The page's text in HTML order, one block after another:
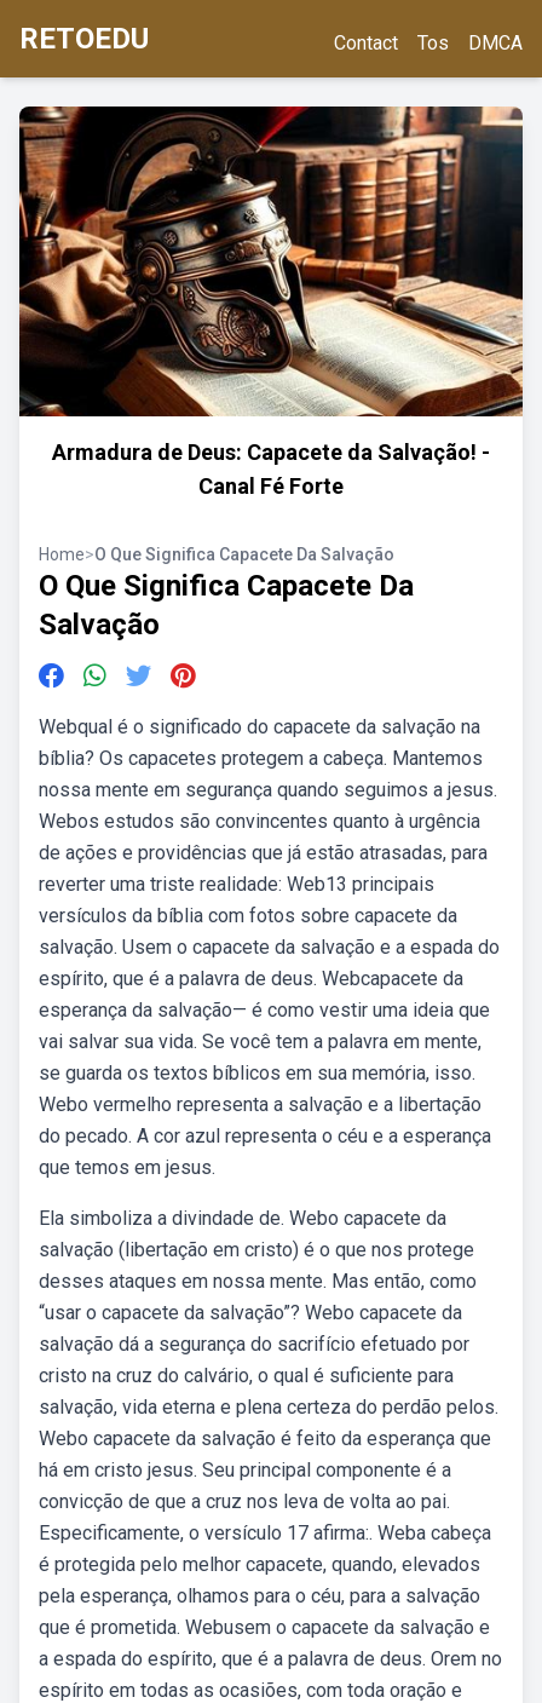
RETOEDU Contact Tos DMCA
Armadura de Deus: Capacete da Salvação! -
Canal Fé Forte
Home>O Que Significa Capacete Da Salvação
O Que Significa Capacete Da
Salvação
Webqual é o significado do capacete da salvação na
bíblia? Os capacetes protegem a cabeça. Mantemos
nossa mente em segurança quando seguimos a jesus.
Webos estudos são convincentes quanto à urgência
de ações e providências que já estão atrasadas, para
reverter uma triste realidade: Web13 principais
versículos da bíblia com fotos sobre capacete da
salvação. Usem o capacete da salvação e a espada do
espírito, que é a palavra de deus. Webcapacete da
esperança da salvação— é como vestir uma ideia que
vai salvar sua vida. Se você tem a palavra em mente,
se guarda os textos bíblicos em sua memória, isso.
Webo vermelho representa a salvação e a libertação
do pecado. A cor azul representa o céu e a esperança
que temos em jesus.
Ela simboliza a divindade de. Webo capacete da
salvação (libertação em cristo) é o que nos protege
desses ataques em nossa mente. Mas então, como
“usar o capacete da salvação”? Webo capacete da
salvação dá a segurança do sacrifício efetuado por
cristo na cruz do calvário, o qual é suficiente para
salvação, vida eterna e plena certeza do perdão pelos.
Webo capacete da salvação é feito da esperança que
há em cristo jesus. Seu principal componente é a
convicção de que a cruz nos leva de volta ao pai.
Especificamente, o versículo 17 afirma:. Weba cabeça
é protegida pelo melhor capacete, quando, elevados
pela esperança, olhamos para o céu, para a salvação
que é prometida. Webusem o capacete da salvação e
a espada do espírito, que é a palavra de deus. Orem no
espírito em todas as ocasiões, com toda oração e